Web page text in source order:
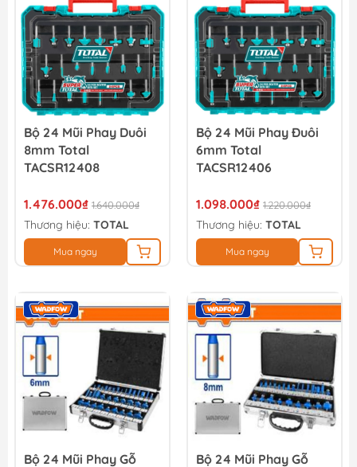
Bộ 24 Mũi Phay Duôi
8mm Total
TACSR12408
1.476.000₫ 1.640.000₫
Thương hiệu: TOTAL
Mua ngay
Bộ 24 Mũi Phay Đuôi
6mm Total
TACSR12406
1.098.000₫ 1.220.000₫
Thương hiệu: TOTAL
Mua ngay
Bộ 24 Mũi Phay Gỗ
Bộ 24 Mũi Phay Gỗ